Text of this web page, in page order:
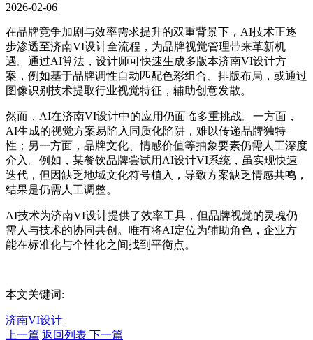
2026-02-06
在品牌竞争加剧与效率需求提升的双重背景下，AI技术正逐
步渗透至济南VI设计全流程，为品牌视觉管理带来革新机
遇。通过AI算法，设计师可快速生成多版本济南VI设计方
案，例如基于品牌调性自动匹配色彩组合、排版布局，或通过
图像识别技术提取行业视觉特征，辅助创意发散。
然而，AI在济南VI设计中的应用仍面临多重挑战。一方面，
AI生成的视觉方案易陷入同质化陷阱，难以传递品牌独特
性；另一方面，品牌文化、情感价值等抽象要素仍需人工深度
介入。例如，某餐饮品牌尝试用AI设计VI系统，虽实现快速
迭代，但因缺乏地域文化符号植入，导致方案缺乏情感共鸣，
结果是仍需人工调整。
AI技术为济南VI设计提供了效率工具，但品牌视觉的灵魂仍
需人与技术的协同共创。唯有将AI定位为辅助角色，企业方
能在标准化与个性化之间找到平衡点。
本文关键词:
济南VI设计
上一篇 返回列表 下一篇